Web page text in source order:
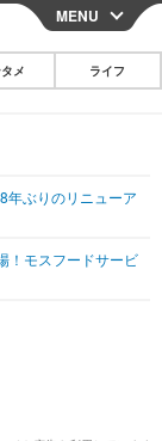
CLOSE
その他
MENU
メ ライフ
年ぶりのリニューア
！モスフードサービ